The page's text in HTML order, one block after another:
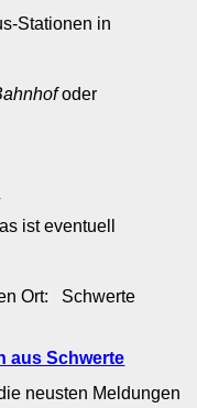
Stationen in
oder
ist eventuell
Ort: Schwerte
aus Schwerte
neusten Meldungen